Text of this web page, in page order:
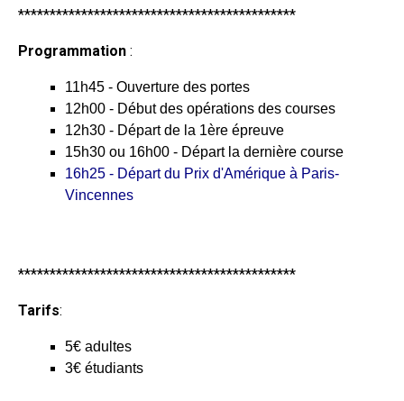
********************************************
Programmation :
11h45 - Ouverture des portes
12h00 - Début des opérations des courses
12h30 - Départ de la 1ère épreuve
15h30 ou 16h00 - Départ la dernière course
16h25 - Départ du Prix d'Amérique à Paris-
Vincennes
********************************************
Tarifs:
5€ adultes
3€ étudiants